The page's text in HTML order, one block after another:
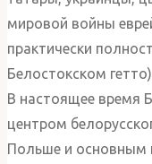
мировой войны
практически
Белостокском
В настоящее время
центром
Польше и основным